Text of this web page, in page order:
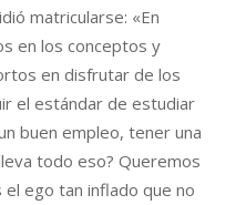
matricularse: «En
en los conceptos y
en disfrutar de los
el estándar de estudiar
buen empleo, tener una
todo eso? Queremos
ego tan inflado que no